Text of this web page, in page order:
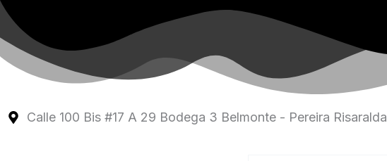
Ir
contenido
Calle 100 Bis #17 A 29 Bodega 3 Belmonte - Pereira Risaralda